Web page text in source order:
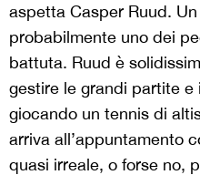
aspetta Casper Ruud.
probabilmente uno dei
battuta. Ruud è
gestire le grandi partite
giocando un tennis di
arriva all’appuntamento
quasi irreale, o forse no,